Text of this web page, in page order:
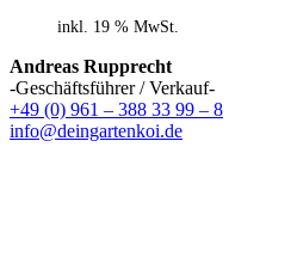
inkl. 19 % MwSt.
Andreas Rupprecht
-Geschäftsführer / Verkauf-
+49 (0) 961 – 388 33 99 – 8
info@deingartenkoi.de